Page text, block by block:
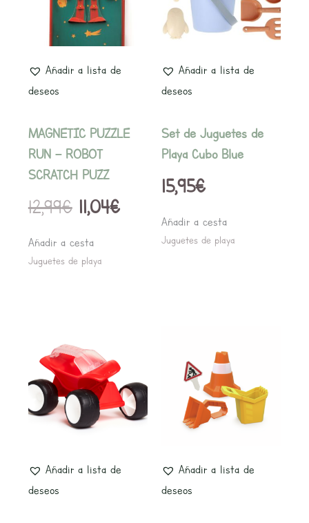
Añadir a lista de
deseos
MAGNETIC PUZZLE
RUN – ROBOT
SCRATCH PUZZ
12,99€
era:
12,99€.
11,04€
11,04€.
Añadir a cesta
Juguetes de playa
Añadir a lista de
deseos
Set de Juguetes de
Playa Cubo Blue
15,95€
Añadir a cesta
Juguetes de playa
Añadir a lista de
deseos
Añadir a lista de
deseos